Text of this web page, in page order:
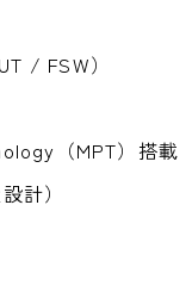
/ FSW）
（MPT）搭載
計）